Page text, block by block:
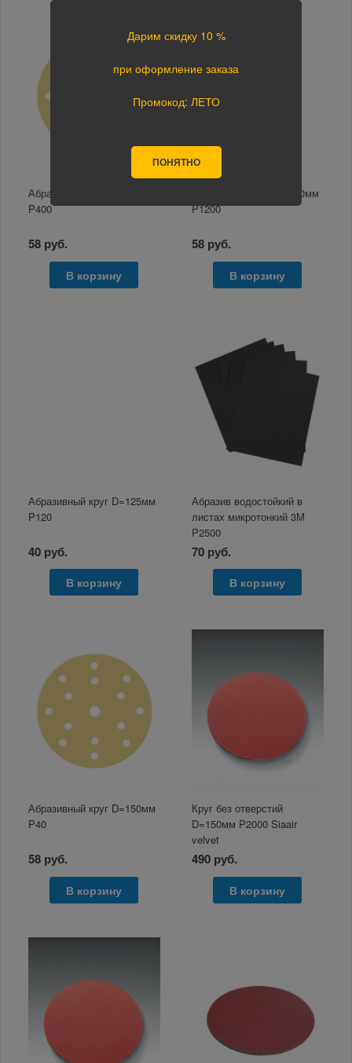
Абразивный круг D=150мм
P400
58 руб.
В корзину
Абразивный круг D=150мм
P1200
58 руб.
В корзину
Абразивный круг D=125мм
P120
40 руб.
В корзину
Абразив водостойкий в
листах микротонкий 3М
P2500
70 руб.
В корзину
Абразивный круг D=150мм
P40
58 руб.
В корзину
Круг без отверстий
D=150мм P2000 Siaair
velvet
490 руб.
В корзину
Дарим скидку 10 %
при оформление заказа
Промокод: ЛЕТО
ПОНЯТНО